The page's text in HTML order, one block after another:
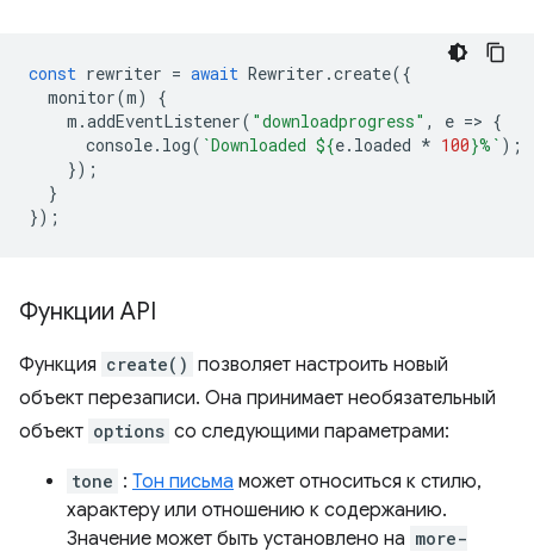
const rewriter = await Rewriter .create({
monitor(m)
{
m .addEventListener( "downloadprogress" , e => {
console. log( `Downloaded ${e. loaded * 100}%` );
});
}
});
Функции API
Функция create() позволяет настроить новый
объект перезаписи. Она принимает необязательный
объект options со следующими параметрами:
tone : Тон письма может относиться к стилю,
характеру или отношению к содержанию.
Значение может быть установлено на more-